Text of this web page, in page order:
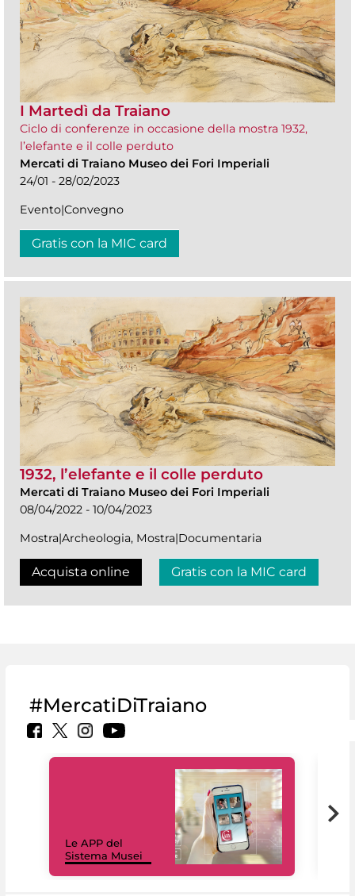
I Martedì da Traiano
Ciclo di conferenze in occasione della mostra 1932,
l’elefante e il colle perduto
Mercati di Traiano Museo dei Fori Imperiali
24/01 - 28/02/2023
Evento|Convegno
Gratis con la MIC card
1932, l’elefante e il colle perduto
Mercati di Traiano Museo dei Fori Imperiali
08/04/2022 - 10/04/2023
Mostra|Archeologia, Mostra|Documentaria
Acquista online Gratis con la MIC card
#MercatiDiTraiano
Le APP del
Sistema Musei